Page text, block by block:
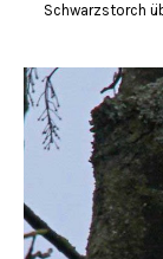
Schwarzstorch